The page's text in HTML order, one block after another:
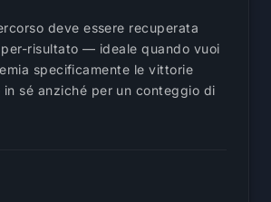
deve essere recuperata
risultato — ideale quando vuoi
specificamente le vittorie
sé anziché per un conteggio di